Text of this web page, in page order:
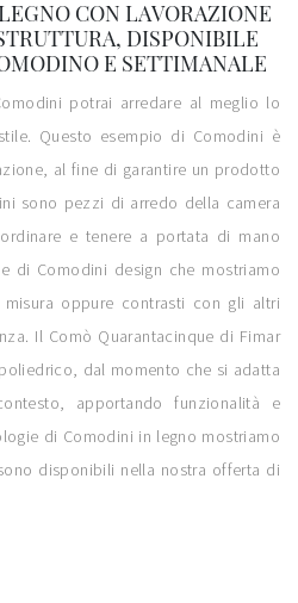
CON LAVORAZIONE
DISPONIBILE
E SETTIMANALE
potrai arredare al meglio lo
Questo esempio di Comodini è
al fine di garantire un prodotto
sono pezzi di arredo della camera
e tenere a portata di mano
di Comodini design che mostriamo
oppure contrasti con gli altri
Il Comò Quarantacinque di Fimar
dal momento che si adatta
apportando funzionalità e
di Comodini in legno mostriamo
disponibili nella nostra offerta di